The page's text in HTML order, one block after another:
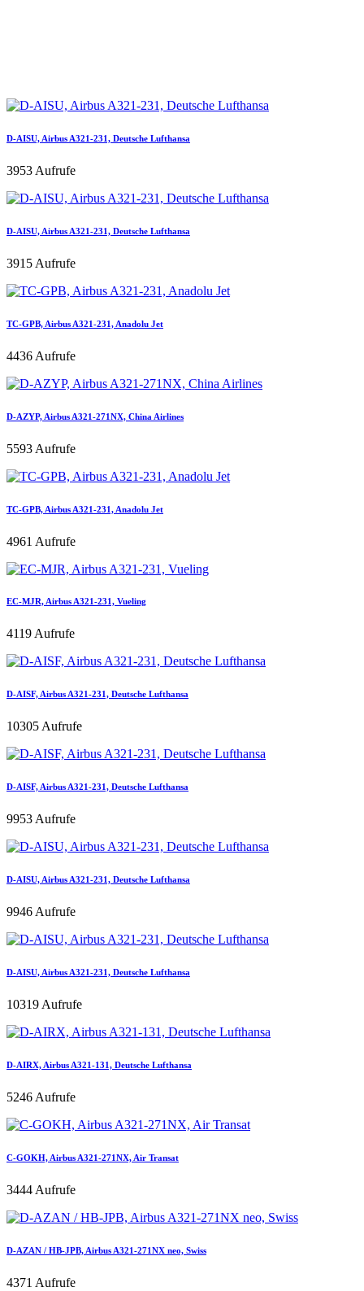
D-AISU, Airbus A321-231, Deutsche Lufthansa
3953 Aufrufe
D-AISU, Airbus A321-231, Deutsche Lufthansa
3915 Aufrufe
TC-GPB, Airbus A321-231, Anadolu Jet
4436 Aufrufe
D-AZYP, Airbus A321-271NX, China Airlines
5593 Aufrufe
TC-GPB, Airbus A321-231, Anadolu Jet
4961 Aufrufe
EC-MJR, Airbus A321-231, Vueling
4119 Aufrufe
D-AISF, Airbus A321-231, Deutsche Lufthansa
10305 Aufrufe
D-AISF, Airbus A321-231, Deutsche Lufthansa
9953 Aufrufe
D-AISU, Airbus A321-231, Deutsche Lufthansa
9946 Aufrufe
D-AISU, Airbus A321-231, Deutsche Lufthansa
10319 Aufrufe
D-AIRX, Airbus A321-131, Deutsche Lufthansa
5246 Aufrufe
C-GOKH, Airbus A321-271NX, Air Transat
3444 Aufrufe
D-AZAN / HB-JPB, Airbus A321-271NX neo, Swiss
4371 Aufrufe